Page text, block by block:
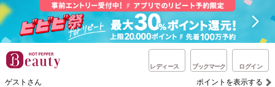
レディース ブックマーク ログイン
ゲストさん ポイントを表示する